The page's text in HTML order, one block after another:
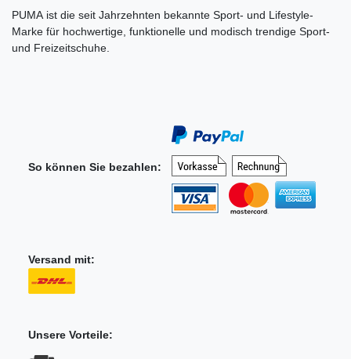
PUMA ist die seit Jahrzehnten bekannte Sport- und Lifestyle-
Marke für hochwertige, funktionelle und modisch trendige Sport-
und Freizeitschuhe.
So können Sie bezahlen:
Versand mit:
Unsere Vorteile: